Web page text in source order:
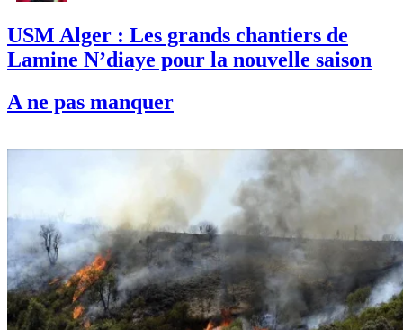
USM Alger : Les grands chantiers de
Lamine N’diaye pour la nouvelle saison
A ne pas manquer